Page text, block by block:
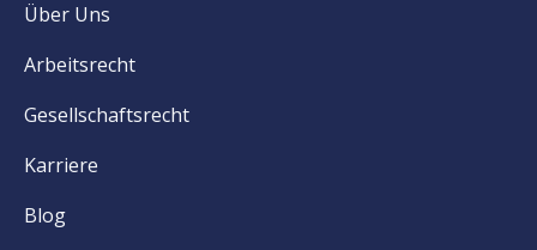
Über Uns
Arbeitsrecht
Gesellschaftsrecht
Karriere
Blog